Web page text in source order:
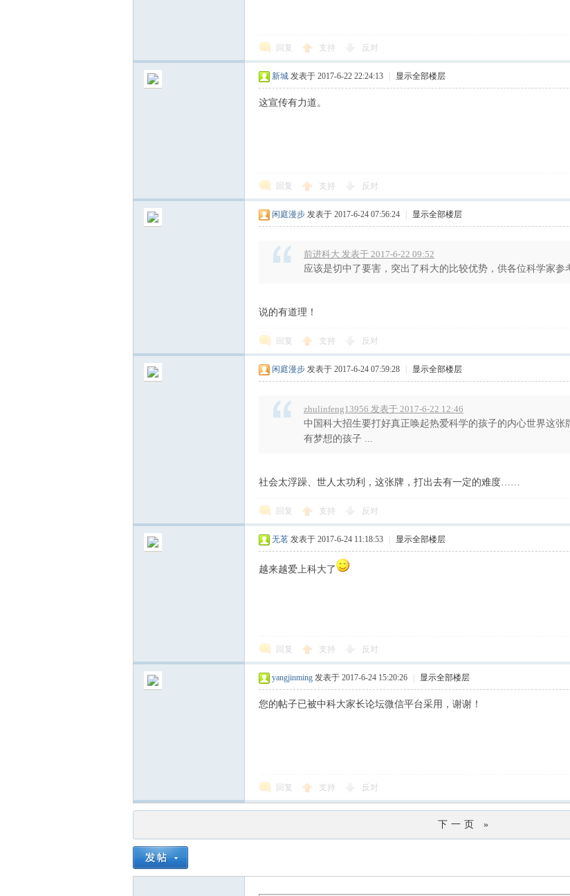
回复 支持 反对
新城 发表于 2017-6-22 22:24:13 显示全部楼层
这宣传有力道。
回复 支持 反对
闲庭漫步 发表于 2017-6-24 07:56:24 显示全部楼层
前进科大 发表于 2017-6-22 09:52
应该是切中了要害，突出了科大的比较优势，供各位科学家参
说的有道理！
回复 支持 反对
闲庭漫步 发表于 2017-6-24 07:59:28 显示全部楼层
zhulinfeng13956 发表于 2017-6-22 12:46
中国科大招生要打好真正唤起热爱科学的孩子的内心世界这
有梦想的孩子 ...
社会太浮躁、世人太功利，这张牌，打出去有一定的难度……
回复 支持 反对
无茗 发表于 2017-6-24 11:18:53 显示全部楼层
越来越爱上科大了
回复 支持 反对
yangjinming 发表于 2017-6-24 15:20:26 显示全部楼层
您的帖子已被中科大家长论坛微信平台采用，谢谢！
回复 支持 反对
下一页 »